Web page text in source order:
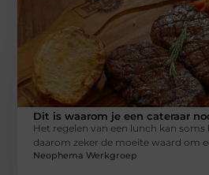
Dit is waarom je een cateraar
Het regelen van een lunch kan soms
daarom zeker de moeite waard om
Neophema Werkgroep